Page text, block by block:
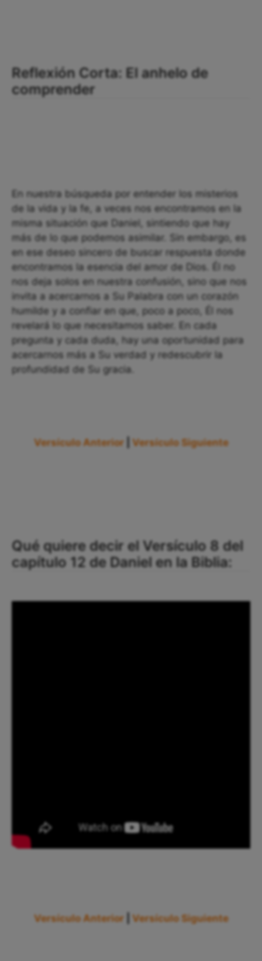
Reflexión Corta: El anhelo de
comprender
En nuestra búsqueda por entender los misterios
de la vida y la fe, a veces nos encontramos en la
misma situación que Daniel, sintiendo que hay
más de lo que podemos asimilar. Sin embargo, es
en ese deseo sincero de buscar respuesta donde
encontramos la esencia del amor de Dios. Él no
nos deja solos en nuestra confusión, sino que nos
invita a acercarnos a Su Palabra con un corazón
humilde y a confiar en que, poco a poco, Él nos
revelará lo que necesitamos saber. En cada
pregunta y cada duda, hay una oportunidad para
acercarnos más a Su verdad y redescubrir la
profundidad de Su gracia.
Versículo Anterior Versículo Siguiente
Qué quiere decir el Versículo 8 del
capítulo 12 de Daniel en la Biblia:
Versículo Anterior Versículo Siguiente